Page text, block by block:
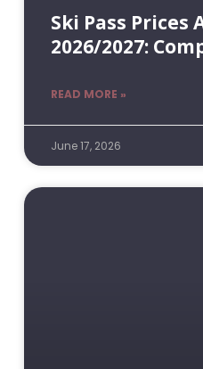
Ski Pass Prices
2026/2027:
READ MORE »
June 17, 2026